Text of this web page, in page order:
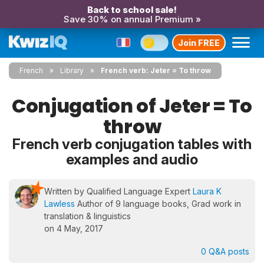
Back to school sale!
Save 30% on annual Premium »
Join FREE
French Library French verb: Jeter = To throw
Conjugation of Jeter = To
throw
French verb conjugation tables with
examples and audio
Written by Qualified Language Expert Laura K
Lawless Author of 9 language books, Grad work in
translation & linguistics
on 4 May, 2017
0 Q&A posts